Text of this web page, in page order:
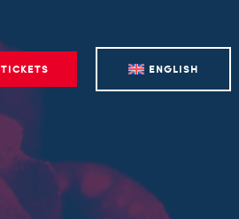
TICKETS ENGLISH